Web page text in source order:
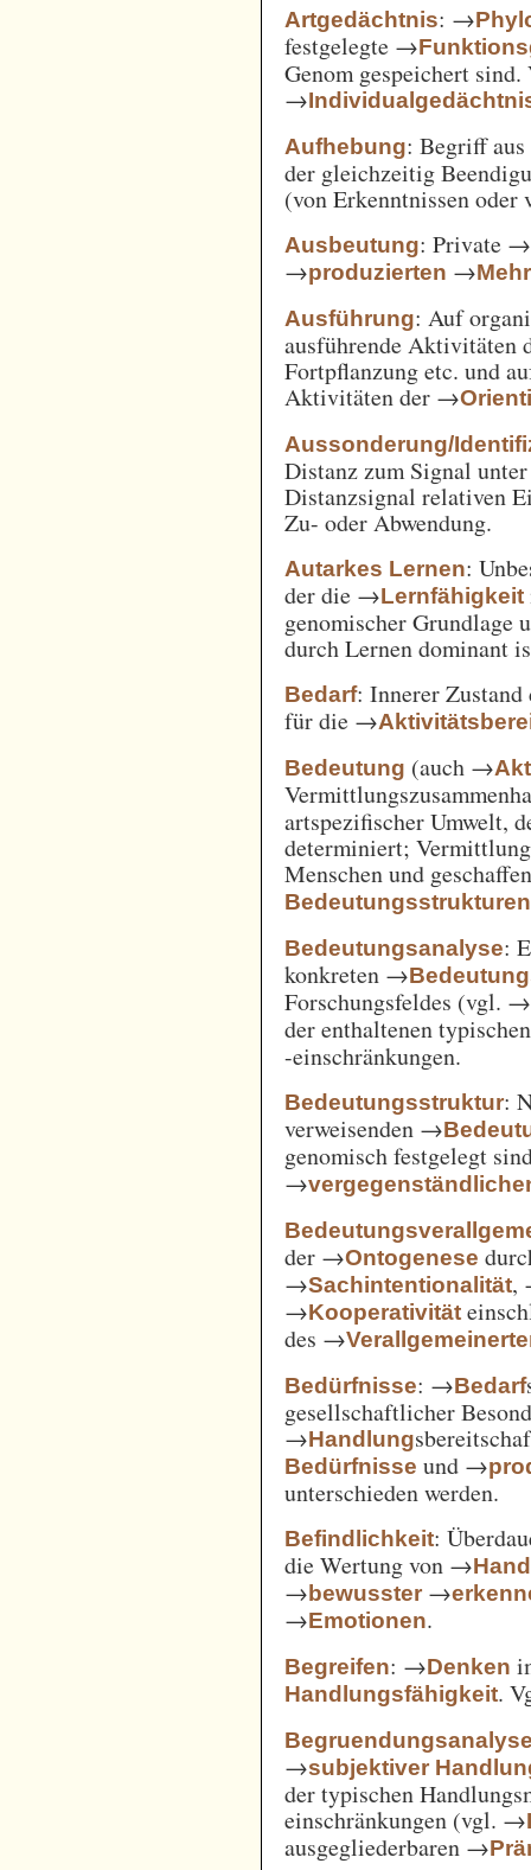
Artgedächtnis: →
festgelegte →
Genom gespeichert sind.
→
Aufhebung: Begriff
der gleichzeitig
(von Erkenntnissen
Ausbeutung: Private →
→produzierten →
Ausführung: Auf
ausführende Aktivitäten
Fortpflanzung etc. und
Aktivitäten der →
Aussonderung/
Distanz zum Signal
Distanzsignal relativen
Zu- oder Abwendung.
Autarkes Lernen:
der die →Lernfähigkeit
genomischer Grundlage
durch Lernen dominant
Bedarf: Innerer
für die →
Bedeutung (auch →
artspezifischer Umwelt,
determiniert;
Menschen und
Bedeutungsstrukturen
Bedeutungsanalyse:
konkreten →
Forschungsfeldes (vgl. →
der enthaltenen
-einschränkungen.
Bedeutungsstruktur:
verweisenden →
genomisch festgelegt
→
der →Ontogenese
→Sachintentionalität,
→Kooperativität
des →
Bedürfnisse: →Bedarf
gesellschaftlicher
→Handlung
Bedürfnisse und →
unterschieden werden.
Befindlichkeit:
die Wertung von →
→bewusster →
→Emotionen.
Begreifen: →Denken
Handlungsfähigkeit.
→subjektiver
der typischen
einschränkungen (vgl. →
ausgegliederbaren →